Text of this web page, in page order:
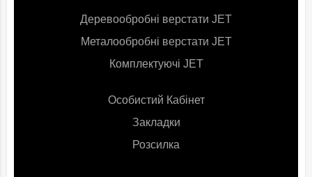
Деревообробні верстати JET
Металообробні верстати JET
Комплектуючі JET
Особистий Кабінет
Закладки
Розсилка